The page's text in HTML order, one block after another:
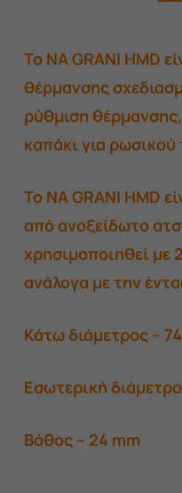
Το NA GRANI HMD
θέρμανσης
ρύθμιση
καπάκι για
Το NA GRANI HMD
από ανοξείδωτο
χρησιμοποιηθεί με
ανάλογα με την
Κάτω διάμετρος –
Εσωτερική
Βάθος – 24 mm